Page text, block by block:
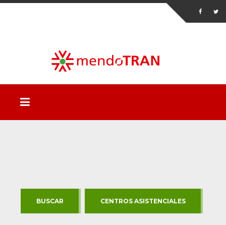
BUSCAR CENTROS ASISTENCIALES